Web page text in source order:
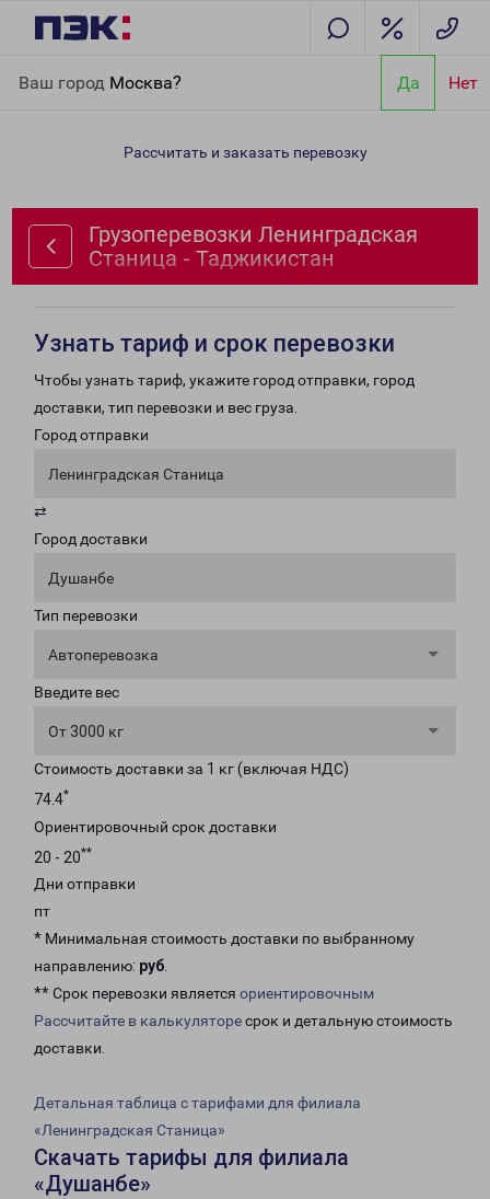
Ваш город Москва? Да Нет
Станица - Таджикистан
Рассчитать и заказать перевозку
Грузоперевозки Ленинградская
Станица - Таджикистан
Узнать тариф и срок перевозки
Чтобы узнать тариф, укажите город отправки, город
доставки, тип перевозки и вес груза.
Город отправки
Ленинградская Станица
⇄
Город доставки
Душанбе
Тип перевозки
Автоперевозка
Введите вес
От 3000 кг
Стоимость доставки за 1 кг (включая НДС)
74.4*
Ориентировочный срок доставки
20 - 20**
Дни отправки
пт
* Минимальная стоимость доставки по выбранному
направлению: руб.
** Срок перевозки является ориентировочным
Рассчитайте в калькуляторесрок и детальную стоимость
доставки.
Детальная таблица с тарифами для филиала
«Ленинградская Станица»
Скачать тарифы для филиала
«Душанбе»